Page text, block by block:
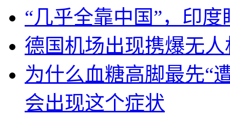
“几乎全靠中国”，印
德国机场出现携爆无
为什么血糖高脚最先“
会出现这个症状